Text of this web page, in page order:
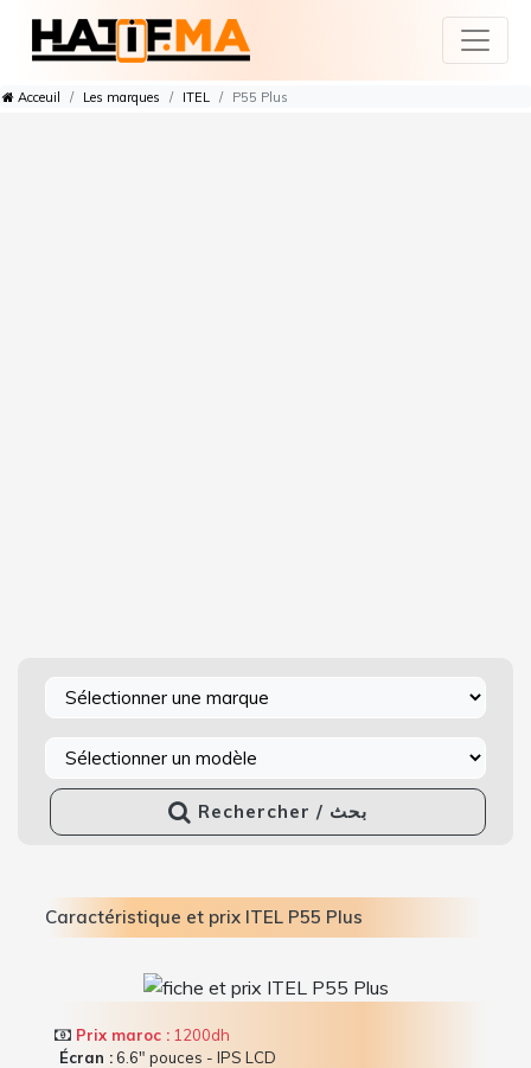
Acceuil Les marques ITEL P55 Plus
Rechercher / بحث
Caractéristique et prix ITEL P55 Plus
Prix maroc : 1200dh
Écran :6.6" pouces - IPS LCD